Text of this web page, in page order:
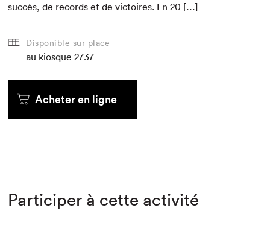
suc­cès, de records et de vic­toires. En20 […]
Disponible sur place
au kiosque 2737
Acheter en ligne
Participer à cette activité